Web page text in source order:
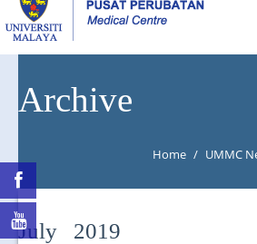
Archive
Home / UMMC
July 2019